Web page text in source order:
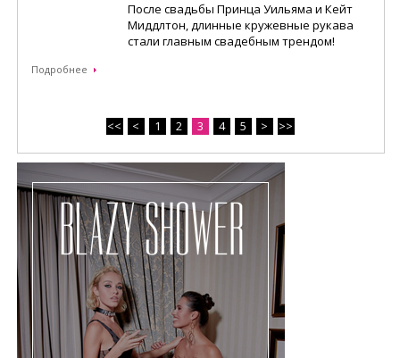
После свадьбы Принца Уильяма и Кейт
Миддлтон, длинные кружевные рукава
стали главным свадебным трендом!
Подробнее
<< < 1 2 3 4 5 > >>